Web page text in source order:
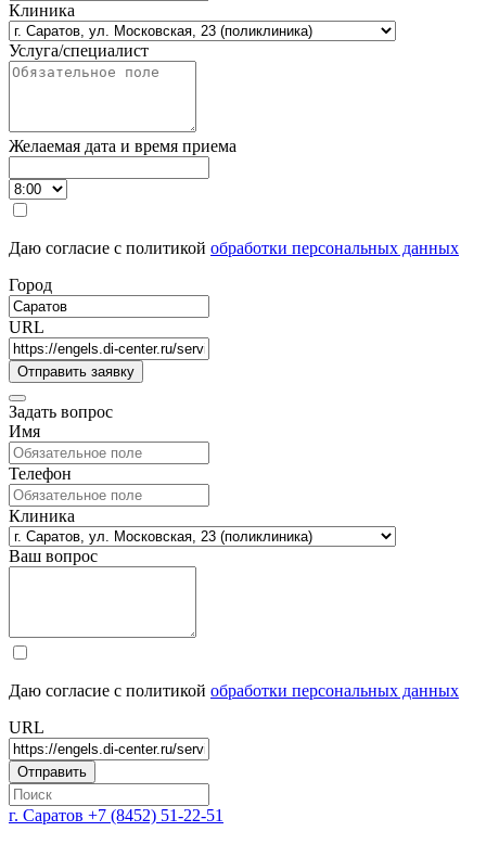
Клиника
Услуга/специалист
Желаемая дата и время приема
Даю согласие с политикой обработки персональных данных
Город
URL
Задать вопрос
Имя
Телефон
Клиника
Ваш вопрос
Даю согласие с политикой обработки персональных данных
URL
г. Саратов +7 (8452) 51-22-51